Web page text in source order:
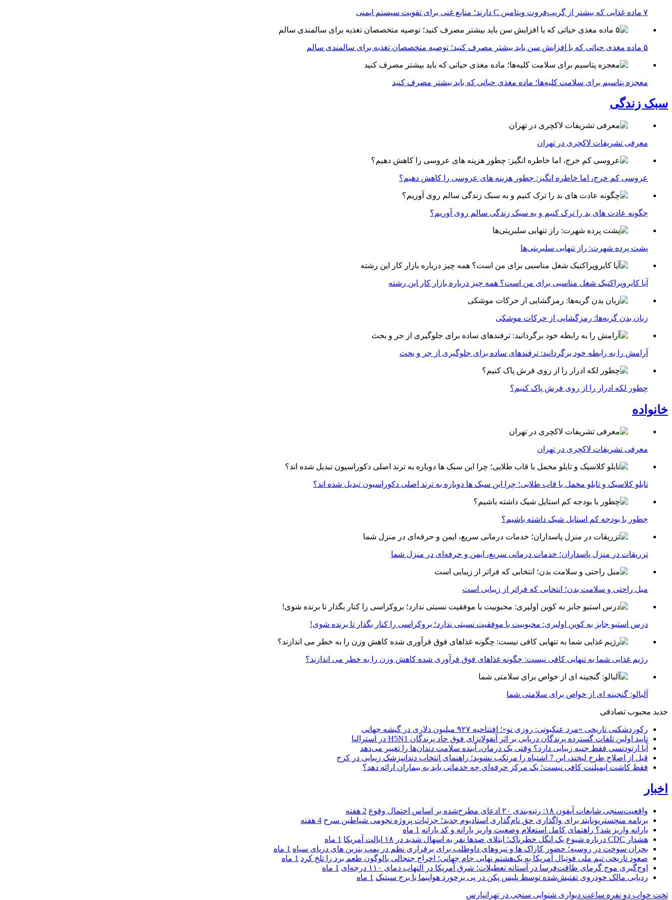
۷ ماده غذایی که بیشتر از گریپ‌فروت ویتامین C دارند؛ منابع غنی برای تقویت سیستم ایمنی
۵ ماده مغذی حیاتی که با افزایش سن باید بیشتر مصرف کنید؛ توصیه متخصصان تغذیه برای سالمندی سالم
معجزه پتاسیم برای سلامت کلیه‌ها؛ ماده مغذی حیاتی که باید بیشتر مصرف کنید
سبک زندگی
معرفی تشریفات لاکچری در تهران
عروسی کم خرج، اما خاطره انگیز: چطور هزینه های عروسی را کاهش دهیم؟
چگونه عادت‌ های بد را ترک کنیم و به سبک زندگی سالم روی آوریم؟
پشت پرده شهرت: راز تنهایی سلبریتی‌ها
آیا کایروپراکتیک شغل مناسبی برای من است؟ همه چیز درباره بازار کار این رشته
زبان بدن گربه‌ها: رمزگشایی از حرکات موشکی
آرامش را به رابطه خود برگردانید: ترفندهای ساده برای جلوگیری از جر و بحث
چطور لکه ادرار را از روی فرش پاک کنیم؟
خانواده
معرفی تشریفات لاکچری در تهران
تابلو کلاسیک و تابلو مخمل با قاب طلایی؛ چرا این سبک ها دوباره به ترند اصلی دکوراسیون تبدیل شده اند؟
چطور با بودجه کم استایل شیک داشته باشیم؟
تزریقات در منزل پاسداران؛ خدمات درمانی سریع، ایمن و حرفه‌ای در منزل شما
مبل راحتی و سلامت بدن؛ انتخابی که فراتر از زیبایی است
درس استیو جابز به کوین اولیری: محبوبیت با موفقیت نسبتی ندارد؛ بروکراسی را کنار بگذار تا برنده شوی!
رژیم غذایی شما به تنهایی کافی نیست: چگونه غذاهای فوق فرآوری شده کاهش وزن را به خطر می اندازند؟
آلبالو: گنجینه ای از خواص برای سلامتی شما
جدید محبوب تصادفی
رکوردشکنی تاریخی «مرد عنکبوتی: روزی نو»؛ افتتاحیه ۹۲۷ میلیون دلاری در گیشه جهانی
تایید اولین تلفات گسترده پرندگان دریایی بر اثر آنفولانزای فوق حاد پرندگان H5N1 در استرالیا
آیا ارتودنسی فقط جنبه زیبایی دارد؟ وقتی یک درمان، آینده سلامت دندان‌ها را تغییر می‌دهد
قبل از اصلاح طرح لبخند، این 7 اشتباه را مرتکب نشوید؛ راهنمای انتخاب دندانپزشک زیبایی در کرج
فقط کاشت ایمپلنت کافی نیست؛ یک مرکز حرفه‌ای چه خدماتی باید به بیماران ارائه دهد؟
اخبار
واقعیت‌سنجی شایعات آیفون ۱۸: رتبه‌بندی ۲۰ ادعای مطرح‌شده بر اساس احتمال وقوع
2 هفته
برنامه منچستریونایتد برای واگذاری حق نام‌گذاری استادیوم جدید؛ جزئیات پروژه نجومی شیاطین سرخ 4 هفته
یارانه واریز شد؟ راهنمای کامل استعلام وضعیت واریز یارانه و کد یارانه 1 ماه
هشدار CDC درباره شیوع یک انگل خطرناک؛ ابتلای صدها نفر به اسهال شدید در ۱۸ ایالت آمریکا
1 ماه
بحران سوخت در روسیه؛ حضور کازاک‌ ها و نیروهای داوطلب برای برقراری نظم در پمپ بنزین‌ های دریای سیاه 1 ماه
صعود تاریخی تیم ملی فوتبال آمریکا به یک‌هشتم نهایی جام جهانی؛ اخراج جنجالی بالوگون طعم برد را تلخ کرد 1 ماه
اوج‌گیری موج گرمای طاقت‌فرسا در آستانه تعطیلات؛ شرق آمریکا در التهاب دمای ۱۱۰ درجه‌ای
1 ماه
ردیابی مالک خودروی تفتیش‌شده توسط پلیس پکن در پی برخورد هواپیما با برج سیتیک 1 ماه
تخت خواب دو نفره ساعت دیواری شنوایی سنجی در تهرانپارس